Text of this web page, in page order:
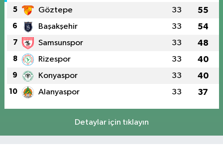
5 Göztepe 33 55
6 Başakşehir 33 54
7 Samsunspor 33 48
8 Rizespor 33 40
9 Konyaspor 33 40
10 Alanyaspor 33 37
Detaylar için tıklayın